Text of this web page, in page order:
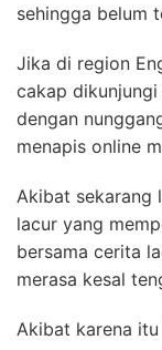
sehingga belum
Jika di region
cakap
dengan
menapis online
Akibat sekarang
lacur yang
bersama cerita
merasa kesal
Akibat karena